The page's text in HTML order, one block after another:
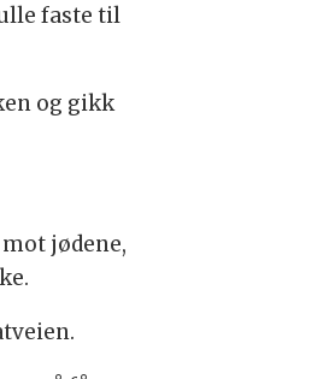
faste til
og gikk
jødene,